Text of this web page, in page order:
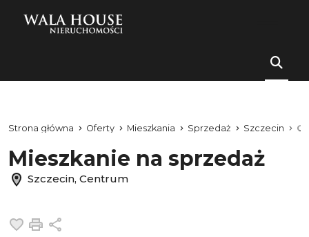
Strona główna Oferty Mieszkania Sprzedaż Szczecin
Mieszkanie na sprzedaż
Szczecin, Centrum
Dodaj do ulubionych
Drukuj